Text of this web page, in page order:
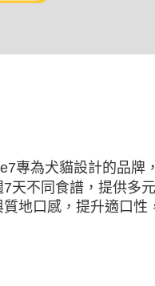
專為犬貓設計的品牌，
7天不同食譜，提供多
地口感，提升適口性